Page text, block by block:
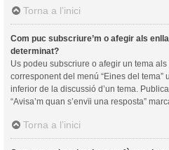
Torna a l’inici
Com puc subscriure’m o afegir als
determinat?
Us podeu subscriure o afegir un tema
corresponent del menú “Eines del tema”
inferior de la discussió d’un tema.
“Avisa’m quan s’envïi una resposta”
Torna a l’inici